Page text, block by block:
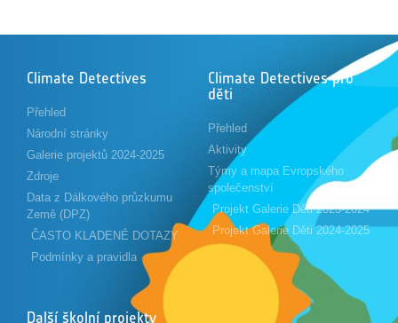
Climate Detectives
Přehled
Národní stránky
Galerie projektů 2024-2025
Zdroje
Data z Dálkového průzkumu
Země (DPZ)
ČASTO KLADENÉ DOTAZY
Podmínky a pravidla
Climate Detectives pro
děti
Přehled
Aktivity
Týmy a mapa Evropského
společenství
Projekt Galerie Děti 2023-2024
Projekt Galerie Děti 2024-2025
Další školní projekty